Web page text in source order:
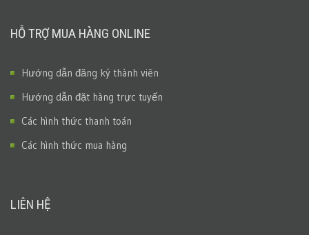
HỖ TRỢ MUA HÀNG ONLINE
Hướng dẫn đăng ký thành viên
Hướng dẫn đặt hàng trực tuyến
Các hình thức thanh toán
Các hình thức mua hàng
LIÊN HỆ